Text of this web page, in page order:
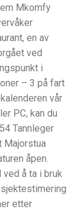
Mkomfy
en av
ved
i
– 3 på fart
vår
PC, kan du
Tannleger
Majorstua
åpen.
å ta i bruk
etter